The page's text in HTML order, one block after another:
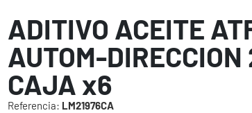
ADITIVO ACEITE
AUTOM-
CAJA x6
Referencia: LM21976CA